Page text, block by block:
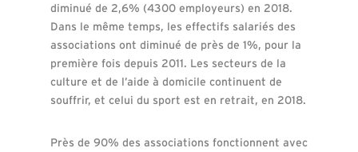
diminué de 2,6% (4300 employeurs) en 2018.
Dans le même temps, les effectifs salariés des
associations ont diminué de près de 1%, pour la
première fois depuis 2011. Les secteurs de la
culture et de l’aide à domicile continuent de
souffrir, et celui du sport est en retrait, en 2018.
Près de 90% des associations fonctionnent avec